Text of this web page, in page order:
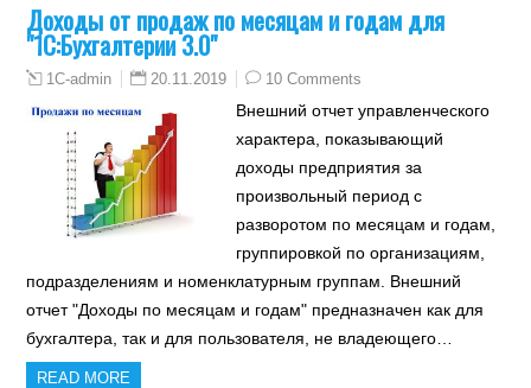
Доходы от продаж по месяцам и годам для
"1С:Бухгалтерии 3.0"
1C-admin 20.11.2019 10 Comments
Внешний отчет управленческого
характера, показывающий
доходы предприятия за
произвольный период с
разворотом по месяцам и годам,
группировкой по организациям,
подразделениям и номенклатурным группам. Внешний
отчет "Доходы по месяцам и годам" предназначен как для
бухгалтера, так и для пользователя, не владеющего…
READ MORE